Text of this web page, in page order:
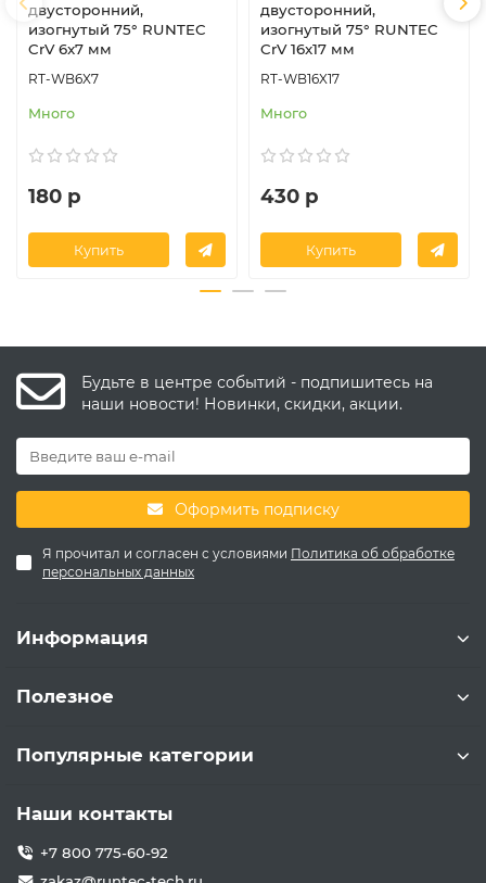
двусторонний,
изогнутый 75° RUNTEC
CrV 6x7 мм
RT-WB6X7
Много
180 р
Купить
двусторонний,
изогнутый 75° RUNTEC
CrV 16x17 мм
RT-WB16X17
Много
430 р
Купить
Будьте в центре событий - подпишитесь на
наши новости! Новинки, скидки, акции.
Оформить подписку
Я прочитал и согласен с условиями Политика об обработке
персональных данных
Информация
Полезное
Популярные категории
Наши контакты
+7 800 775-60-92